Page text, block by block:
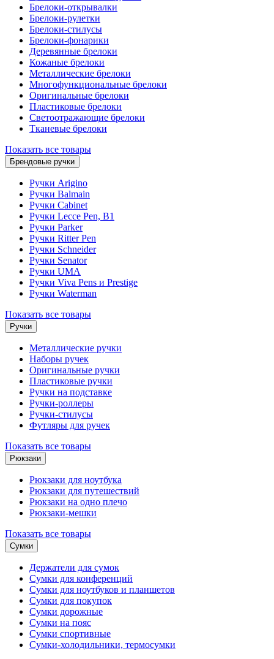
Брелоки-открывалки
Брелоки-рулетки
Брелоки-стилусы
Брелоки-фонарики
Деревянные брелоки
Кожаные брелоки
Металлические брелоки
Многофункциональные брелоки
Оригинальные брелоки
Пластиковые брелоки
Светоотражающие брелоки
Тканевые брелоки
Показать все товары
Брендовые ручки
Ручки Arigino
Ручки Balmain
Ручки Cabinet
Ручки Lecce Pen, B1
Ручки Parker
Ручки Ritter Pen
Ручки Schneider
Ручки Senator
Ручки UMA
Ручки Viva Pens и Prestige
Ручки Waterman
Показать все товары
Ручки
Металлические ручки
Наборы ручек
Оригинальные ручки
Пластиковые ручки
Ручки на подставке
Ручки-роллеры
Ручки-стилусы
Футляры для ручек
Показать все товары
Рюкзаки
Рюкзаки для ноутбука
Рюкзаки для путешествий
Рюкзаки на одно плечо
Рюкзаки-мешки
Показать все товары
Сумки
Держатели для сумок
Сумки для конференций
Сумки для ноутбуков и планшетов
Сумки для покупок
Сумки дорожные
Сумки на пояс
Сумки спортивные
Сумки-холодильники, термосумки